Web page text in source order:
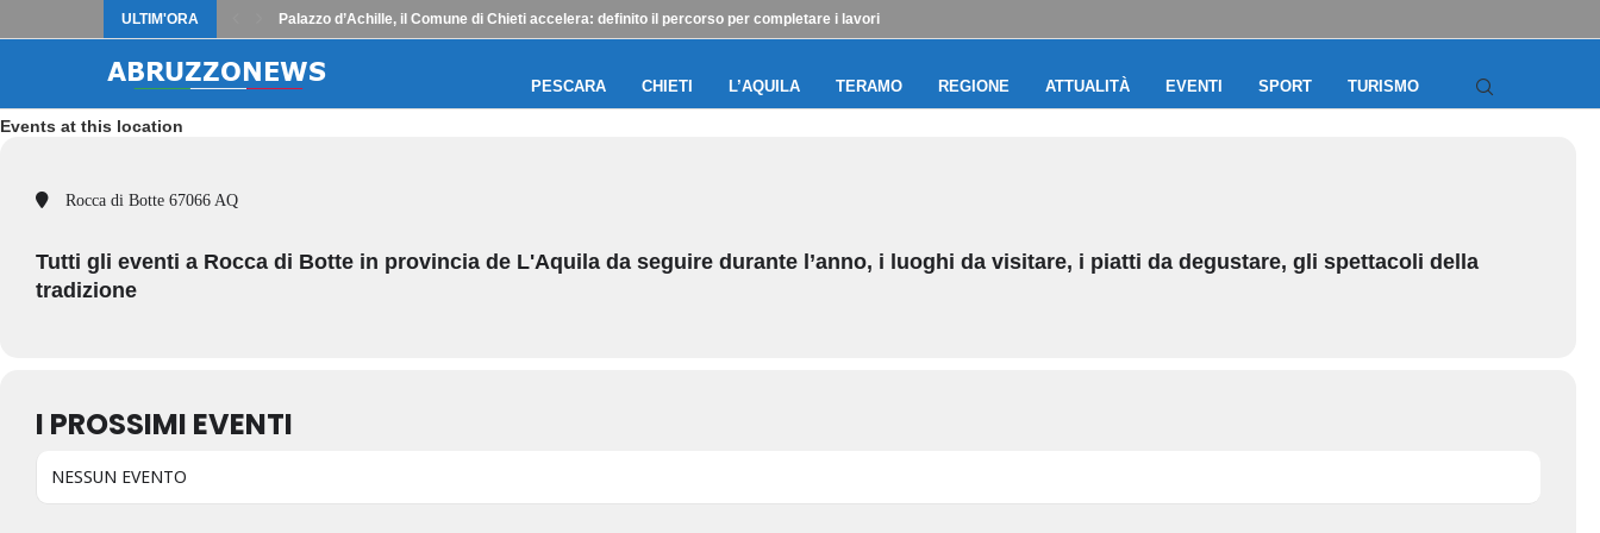
ULTIM'ORA Palazzo d’Achille, il Comune di Chieti accelera: definito il percorso per completare i lavori
PESCARA CHIETI L’AQUILA TERAMO REGIONE ATTUALITÀ EVENTI SPORT TURISMO
Events at this location
Rocca di Botte 67066 AQ
Tutti gli eventi a Rocca di Botte in provincia de L'Aquila da seguire durante l’anno, i luoghi da visitare, i piatti da degustare, gli spettacoli della
tradizione
I PROSSIMI EVENTI
NESSUN EVENTO